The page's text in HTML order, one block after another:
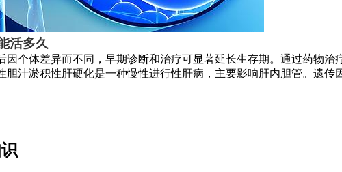
活多久
因个体差异而不同，早期诊断和治疗可显著延长生存期。通过药物
胆汁淤积性肝硬化是一种慢性进行性肝病，主要影响肝内胆管。遗